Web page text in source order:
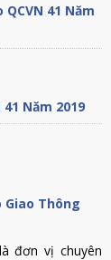
41 Năm
41 Năm 2019
Giao Thông
đơn vị chuyên